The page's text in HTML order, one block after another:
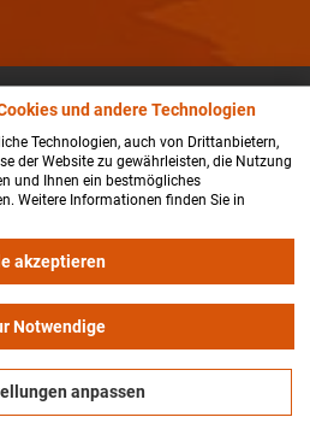
ANMELDUNG
oder in Ihrem Kundenkonto
- Gartencenter KG |© design by karsta.de
und andere Technologien
Technologien, auch von Drittanbietern,
der Website zu gewährleisten, die Nutzung
und Ihnen ein bestmögliches
Weitere Informationen finden Sie in
akzeptieren
Notwendige
anpassen